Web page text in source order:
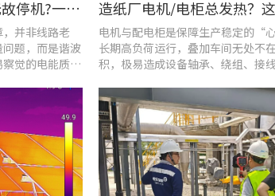
车间设备频繁烧损、无故停机?一台UT285C搞定电能质量隐患
并非线路老
题，而是谐波
觉的电能质量
电机与配电柜是保障生产稳定的“
长期高负荷运行，叠加车间无处不
积，极易造成设备轴承、绕组、接